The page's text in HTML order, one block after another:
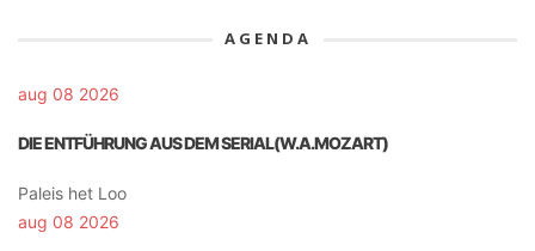
AGENDA
aug 08 2026
DIE ENTFÜHRUNG AUS DEM SERIAL(W.A.MOZART)
Paleis het Loo
aug 08 2026